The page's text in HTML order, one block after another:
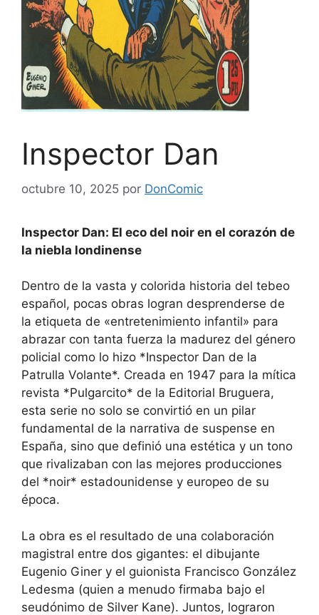
Inspector Dan
octubre 10, 2025 por DonComic
Inspector Dan: El eco del noir en el corazón de
la niebla londinense
Dentro de la vasta y colorida historia del tebeo
español, pocas obras logran desprenderse de
la etiqueta de «entretenimiento infantil» para
abrazar con tanta fuerza la madurez del género
policial como lo hizo *Inspector Dan de la
Patrulla Volante*. Creada en 1947 para la mítica
revista *Pulgarcito* de la Editorial Bruguera,
esta serie no solo se convirtió en un pilar
fundamental de la narrativa de suspense en
España, sino que definió una estética y un tono
que rivalizaban con las mejores producciones
del *noir* estadounidense y europeo de su
época.
La obra es el resultado de una colaboración
magistral entre dos gigantes: el dibujante
Eugenio Giner y el guionista Francisco González
Ledesma (quien a menudo firmaba bajo el
seudónimo de Silver Kane). Juntos, lograron